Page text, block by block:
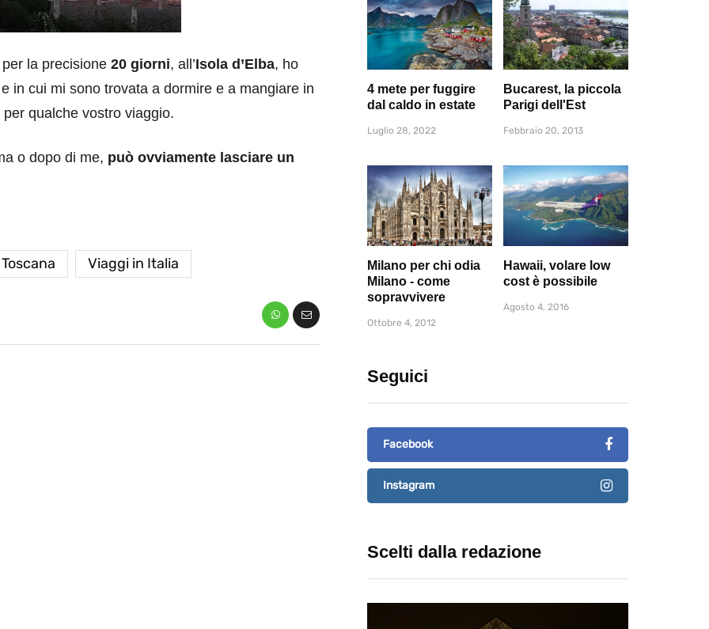
la precisione 20 giorni, all’Isola d’Elba, ho
in cui mi sono trovata a dormire e a mangiare in
qualche vostro viaggio.
o dopo di me, può ovviamente lasciare un
Toscana Viaggi in Italia
4 mete per fuggire
dal caldo in estate
Luglio 28, 2022
Bucarest, la piccola
Parigi dell'Est
Febbraio 20, 2013
Milano per chi odia
Milano - come
sopravvivere
Ottobre 4, 2012
Hawaii, volare low
cost è possibile
Agosto 4, 2016
Seguici
Facebook
Instagram
Scelti dalla redazione